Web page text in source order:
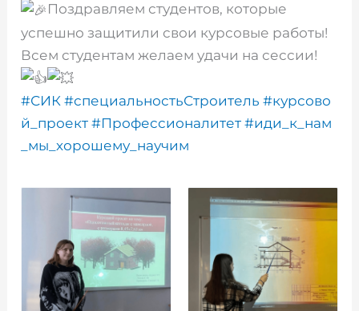
Поздравляем студентов, которые
успешно защитили свои курсовые работы!
Всем студентам желаем удачи на сессии!
#СИК #специальностьСтроитель #курсово
й_проект #Профессионалитет #иди_к_нам
_мы_хорошему_научим